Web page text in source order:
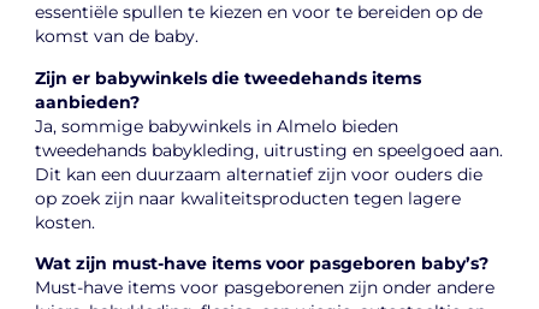
essentiële spullen te kiezen en voor te bereiden op de
komst van de baby.
Zijn er babywinkels die tweedehands items
aanbieden?
Ja, sommige babywinkels in Almelo bieden
tweedehands babykleding, uitrusting en speelgoed aan.
Dit kan een duurzaam alternatief zijn voor ouders die
op zoek zijn naar kwaliteitsproducten tegen lagere
kosten.
Wat zijn must-have items voor pasgeboren baby’s?
Must-have items voor pasgeborenen zijn onder andere